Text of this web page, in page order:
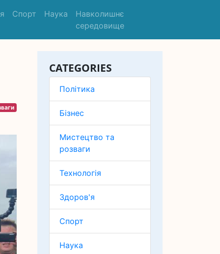
Спорт Наука
Навколишнє
середовище
CATEGORIES
Політика
Бізнес
Мистецтво та
розваги
Технологія
Здоров'я
Спорт
Наука